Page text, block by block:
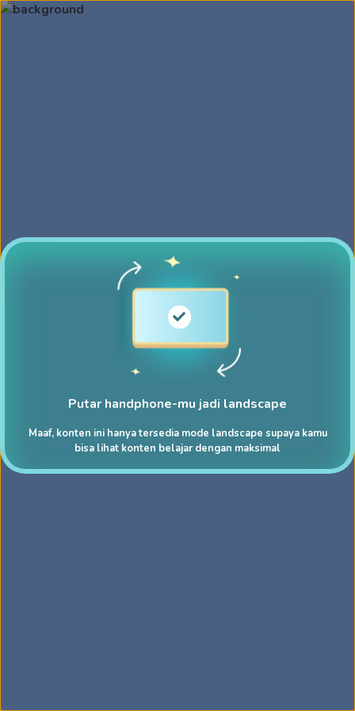
Putar handphone-mu jadi landscape
Maaf, konten ini hanya tersedia mode landscape supaya kamu
bisa lihat konten belajar dengan maksimal